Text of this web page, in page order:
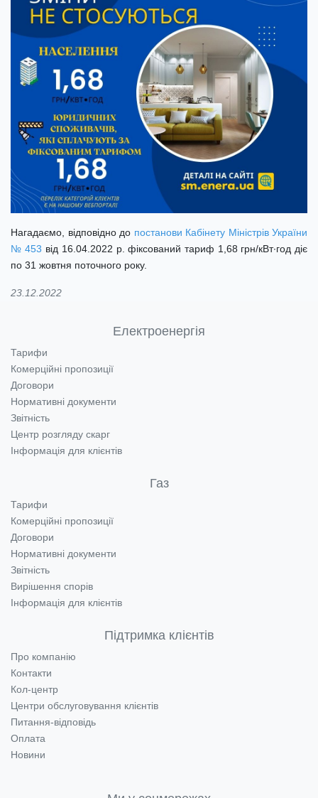
Нагадаємо, відповідно до постанови Кабінету Міністрів України
№ 453 від 16.04.2022 р. фіксований тариф 1,68 грн/кВт∙год діє
по 31 жовтня поточного року.
23.12.2022
Електроенергія
Тарифи
Комерційні пропозиції
Договори
Нормативні документи
Звітність
Центр розгляду скарг
Інформація для клієнтів
Газ
Тарифи
Комерційні пропозиції
Договори
Нормативні документи
Звітність
Вирішення спорів
Інформація для клієнтів
Підтримка клієнтів
Про компанію
Контакти
Кол-центр
Центри обслуговування клієнтів
Питання-відповідь
Оплата
Новини